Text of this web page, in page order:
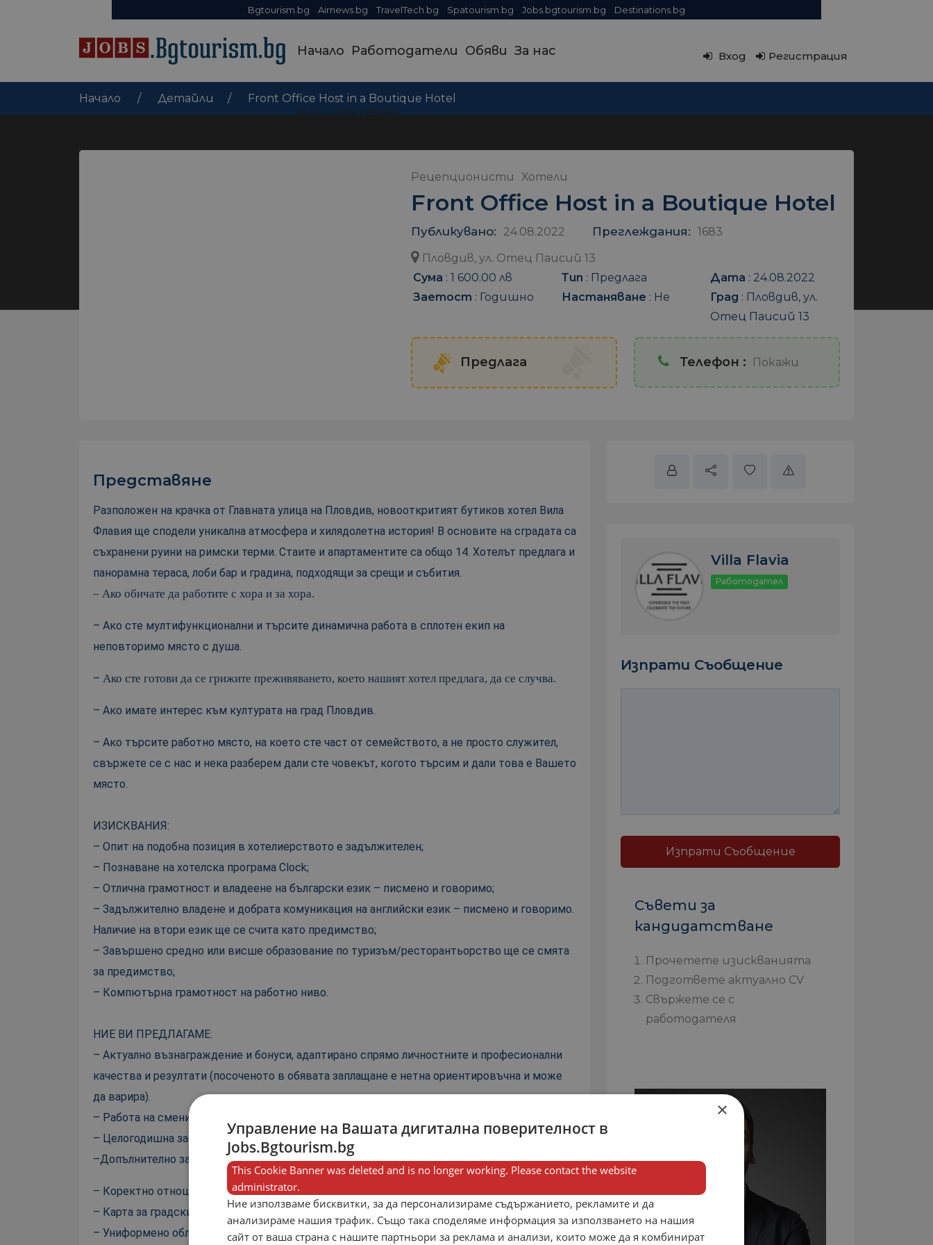
Bgtourism.bg Airnews.bg TravelTech.bg Spatourism.bg Jobs.bgtourism.bg Destinations.bg
Начало Работодатели Обяви За нас
Вашите обяви
Вход Регистрация
Начало Детайли Front Office Host in a Boutique Hotel
Рецепционисти Хотели
Front Office Host in a Boutique Hotel
Публикувано: 24.08.2022 Преглеждания: 1683
Пловдив, ул. Отец Паисий 13
Сума : 1 600.00 лв Тип : Предлага Дата : 24.08.2022
Заетост : Годишно Настаняване : Не Град : Пловдив, ул.
Отец Паисий 13
Предлага Телефон : Покажи
Представяне
Разположен на крачка от Главната улица на Пловдив, новооткритият бутиков хотел Вила
Флавия ще сподели уникална атмосфера и хилядолетна история! В основите на сградата са
съхранени руини на римски терми. Стаите и апартаментите са общо 14. Хотелът предлага и
панорамна тераса, лоби бар и градина, подходящи за срещи и събития.
– Ако обичате да работите с хора и за хора.
– Ако сте мултифункционални и търсите динамична работа в сплотен екип на
неповторимо място с душа.
– Ако сте готови да се грижите преживяването, което нашият хотел предлага, да се случва.
– Ако имате интерес към културата на град Пловдив.
– Ако търсите работно място, на което сте част от семейството, а не просто служител,
свържете се с нас и нека разберем дали сте човекът, когото търсим и дали това е Вашето
място.
ИЗИСКВАНИЯ:
– Опит на подобна позиция в хотелиерството е задължителен;
– Познаване на хотелска програма Clock;
– Отлична грамотност и владеене на български език – писмено и говоримо;
– Задължително владене и добрата комуникация на английски език – писмено и говоримо.
Наличие на втори език ще се счита като предимство;
– Завършено средно или висше образование по туризъм/ресторантьорство ще се смята
за предимство;
– Компютърна грамотност на работно ниво.
НИЕ ВИ ПРЕДЛАГАМЕ:
– Актуално възнаграждение и бонуси, адаптирано спрямо личностните и професионални
качества и резултати (посоченото в обявата заплащане е нетна ориентировъчна и може
да варира).
– Работа на смени по график в интервала между 7:00 и 23:00 според заетостта в хотела;
– Целогодишна заетост на трудов договор с осигуровки;
–Допълнително заплащане за положен извънреден труд;
– Коректно отношение;
– Карта за градски транспорт;
– Униформено облекло;
Villa Flavia
Работодател
Изпрати Съобщение
Изпрати Съобщение
Съвети за
кандидатстване
Прочетете изискванията
Подгответе актуално CV
Свържете се с
работодателя
×
Управление на Вашата дигитална поверителност в
Jobs.Bgtourism.bg
This Cookie Banner was deleted and is no longer working. Please contact the website
administrator.
Ние използваме бисквитки, за да персонализираме съдържанието, рекламите и да
анализираме нашия трафик. Също така споделяме информация за използването на нашия
сайт от ваша страна с нашите партньори за реклама и анализи, които може да я комбинират